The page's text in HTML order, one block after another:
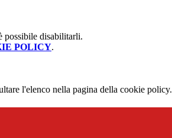
possibile disabilitarli.
POLICY.
l'elenco nella pagina della cookie policy.